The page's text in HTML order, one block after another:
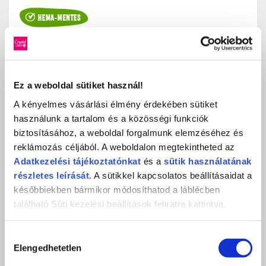
Ez a weboldal sütiket használ!
A kényelmes vásárlási élmény érdekében sütiket
használunk a tartalom és a közösségi funkciók
biztosításához, a weboldal forgalmunk elemzéséhez és
reklámozás céljából. A weboldalon megtekintheted az
Adatkezelési tájékoztatónkat és a sütik használatának
részletes leírását. A sütikkel kapcsolatos beállításaidat a
későbbiekben bármikor módosíthatod a láblécben
található Süti kezelési beállítások feliratra kattintva.
kiválasztása
Elengedhetetlen
3 STEP HEMA FREE CRYSTALAC - 3S225 (8ML)
Babarózsaszín
2 990 Ft
db KOSÁRBA